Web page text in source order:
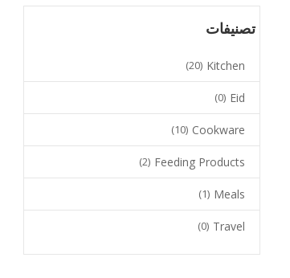
تصنيفات
Kitchen
(20)
Eid
(0)
Cookware
(10)
Feeding Products
(2)
Meals
(1)
Travel
(0)